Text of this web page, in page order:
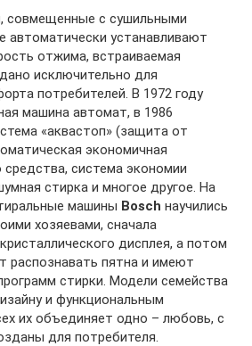
совмещенные с сушильными
автоматически устанавливают
отжима, встраиваемая
исключительно для
потребителей. В 1972 году
машина автомат, в 1986
«аквастоп» (защита от
экономичная
система экономии
стирка и многое другое. На
машины Bosch научились
хозяевами, сначала
дисплея, а потом
распознавать пятна и имеют
стирки. Модели семейства
и функциональным
их объединяет одно – любовь, с
для потребителя.